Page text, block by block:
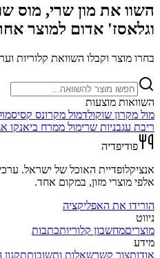
השוו את מון שרי, מוס
וגלאסז' אדום למוצר
בחרו מוצר וקבלו השוואת קלוריות
השוואות מוצעות
מול מקרון שוקולדמול מקרונס קסיס
ריבת עגבניות שרימול ממרח ביאנקו
פודיפדיה
אנציקלופדיית האוכל של ישראל.
אלפי מוצרי מזון, במקום אחד.
הורידו את האפליקציה
ניווט
מוצריםמחשבון קלוריותכתבות
מידע
אודותצור קשרשאלות ותשובות